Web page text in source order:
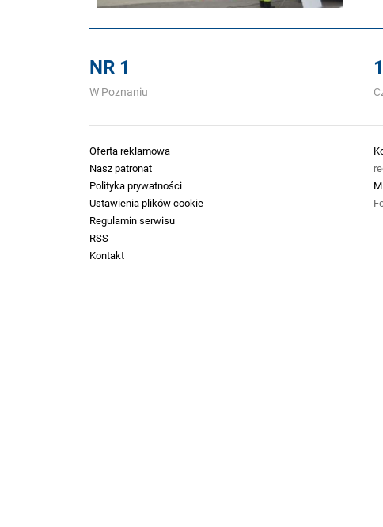
NR 1
W Poznaniu
Oferta reklamowa
Nasz patronat
Polityka prywatności
Ustawienia plików cookie
Regulamin serwisu
RSS
Kontakt